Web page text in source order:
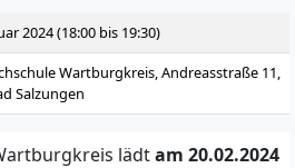
2024 (18:00 bis 19:30)
Wartburgkreis, Andreasstraße 11,
Salzungen
lädtam 20.02.2024